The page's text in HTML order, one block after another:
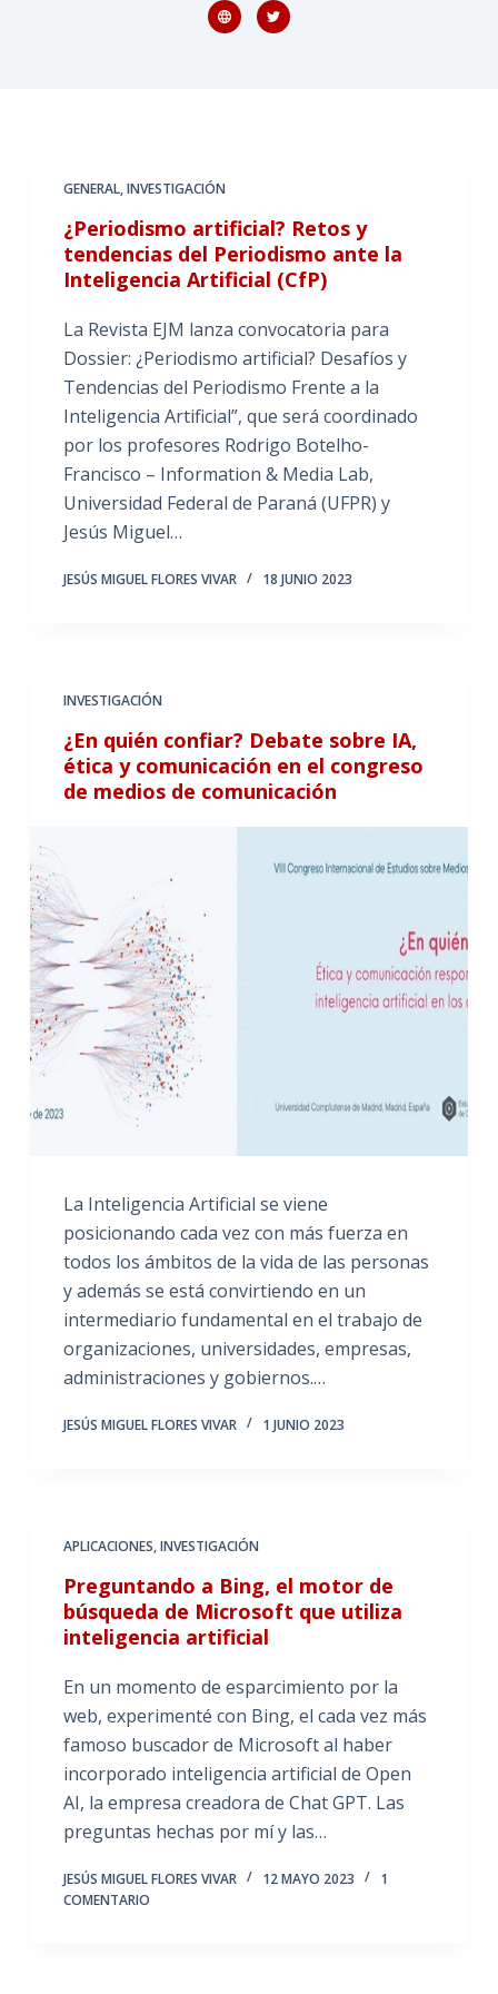
GENERAL,INVESTIGACIÓN
¿Periodismo artificial? Retos y
tendencias del Periodismo ante la
Inteligencia Artificial (CfP)
La Revista EJM lanza convocatoria para
Dossier: ¿Periodismo artificial? Desafíos y
Tendencias del Periodismo Frente a la
Inteligencia Artificial”, que será coordinado
por los profesores Rodrigo Botelho-
Francisco – Information & Media Lab,
Universidad Federal de Paraná (UFPR) y
Jesús Miguel…
JESÚS MIGUEL FLORES VIVAR 18 JUNIO 2023
INVESTIGACIÓN
¿En quién confiar? Debate sobre IA,
ética y comunicación en el congreso
de medios de comunicación
La Inteligencia Artificial se viene
posicionando cada vez con más fuerza en
todos los ámbitos de la vida de las personas
y además se está convirtiendo en un
intermediario fundamental en el trabajo de
organizaciones, universidades, empresas,
administraciones y gobiernos.…
JESÚS MIGUEL FLORES VIVAR 1 JUNIO 2023
APLICACIONES,INVESTIGACIÓN
Preguntando a Bing, el motor de
búsqueda de Microsoft que utiliza
inteligencia artificial
En un momento de esparcimiento por la
web, experimenté con Bing, el cada vez más
famoso buscador de Microsoft al haber
incorporado inteligencia artificial de Open
AI, la empresa creadora de Chat GPT. Las
preguntas hechas por mí y las…
JESÚS MIGUEL FLORES VIVAR 12 MAYO 2023
1
COMENTARIO